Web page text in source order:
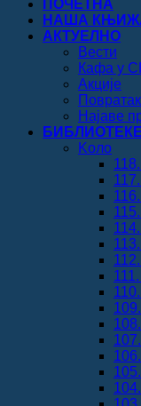
ПОЧЕТНА
НАША
АКТУЕЛНО
Вести
Кафа у
Акције
Најаве
БИБЛИОТЕКЕ
Koло